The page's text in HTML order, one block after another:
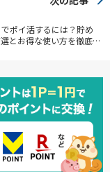
ポイ活するには？貯め
とお得な使い方を徹底解